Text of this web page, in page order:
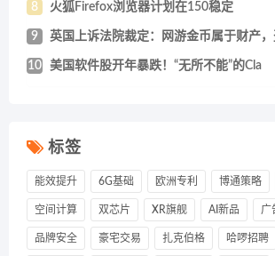
8 火狐Firefox浏览器计划在150稳定
9 英国上诉法院裁定：网游金币属于财产
10 美国软件股开年暴跌！“无所不能”的Cla
标签
能效提升 6G基础 欧洲专利 博通策略
空间计算 双芯片 XR旗舰 AI新品 广
品牌安全 豪宅交易 扎克伯格 哈啰招聘